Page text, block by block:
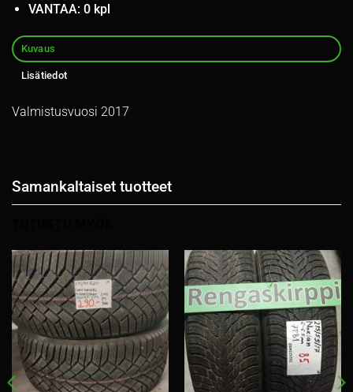
VANTAA: 0 kpl
Kuvaus
Lisätiedot
Valmistusvuosi 2017
Samankaltaiset tuotteet